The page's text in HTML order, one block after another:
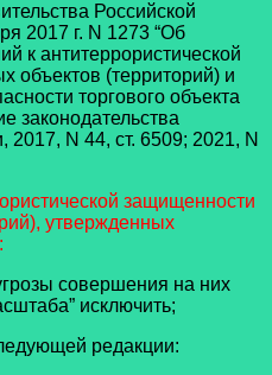
Российской
2017 г. N 1273 “Об
к антитеррористической
объектов (территорий) и
торгового объекта
законодательства
2017, N 44, ст. 6509; 2021, N
защищенности
утвержденных
совершения на них
исключить;
редакции: